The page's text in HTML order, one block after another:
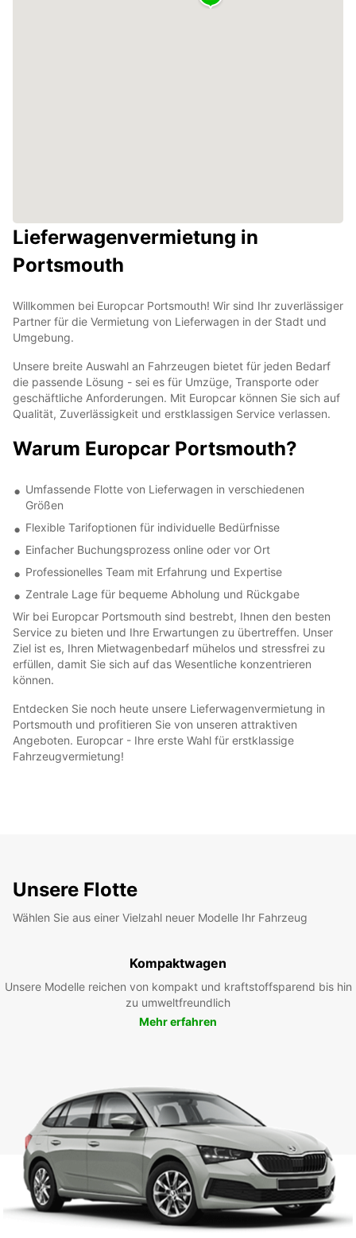
Lieferwagenvermietung in
Portsmouth
Willkommen bei Europcar Portsmouth! Wir sind Ihr zuverlässiger
Partner für die Vermietung von Lieferwagen in der Stadt und
Umgebung.
Unsere breite Auswahl an Fahrzeugen bietet für jeden Bedarf
die passende Lösung - sei es für Umzüge, Transporte oder
geschäftliche Anforderungen. Mit Europcar können Sie sich auf
Qualität, Zuverlässigkeit und erstklassigen Service verlassen.
Warum Europcar Portsmouth?
Umfassende Flotte von Lieferwagen in verschiedenen
Größen
Flexible Tarifoptionen für individuelle Bedürfnisse
Einfacher Buchungsprozess online oder vor Ort
Professionelles Team mit Erfahrung und Expertise
Zentrale Lage für bequeme Abholung und Rückgabe
Wir bei Europcar Portsmouth sind bestrebt, Ihnen den besten
Service zu bieten und Ihre Erwartungen zu übertreffen. Unser
Ziel ist es, Ihren Mietwagenbedarf mühelos und stressfrei zu
erfüllen, damit Sie sich auf das Wesentliche konzentrieren
können.
Entdecken Sie noch heute unsere Lieferwagenvermietung in
Portsmouth und profitieren Sie von unseren attraktiven
Angeboten. Europcar - Ihre erste Wahl für erstklassige
Fahrzeugvermietung!
Unsere Flotte
Wählen Sie aus einer Vielzahl neuer Modelle Ihr Fahrzeug
Kompaktwagen
Unsere Modelle reichen von kompakt und kraftstoffsparend bis hin
zu umweltfreundlich
Mehr erfahren